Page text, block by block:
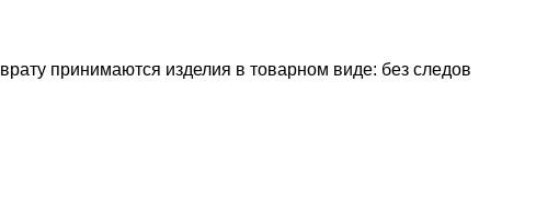
принимаются изделия в товарном виде: без следов